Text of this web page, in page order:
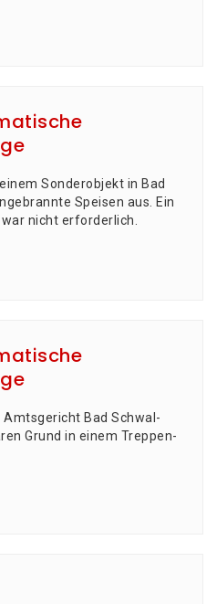
Son­der­ob­jekt in Bad
Spei­sen aus. Ein
nicht erforderlich.
Amts­ge­richt Bad Schwal­
Grund in einem Trep­pen­